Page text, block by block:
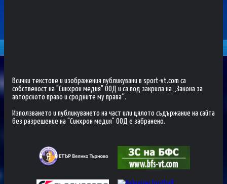
Всички текстове и изображения публикувани в sport-vt.com са
собственост на "Синхрон медия" ООД и са под закрила на „Закона за
авторското право и сродните му права“.
Използването и публикуването на част или цялото съдържание на сайта
без разрешение на "Синхрон медия" ООД е забранено.